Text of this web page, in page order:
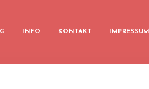
INFO KONTAKT IMPRESSUM